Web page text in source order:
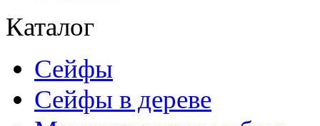
Каталог
Сейфы
Сейфы в дереве